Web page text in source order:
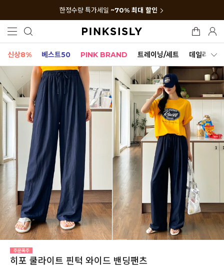
한정수량 특가세일 ~70% 최대 할인
신상8% 베스트50 PINK BRAND 트레이닝/세트 데일리세트
히포 쿨라이트 핀턱 와이드 밴딩팬츠